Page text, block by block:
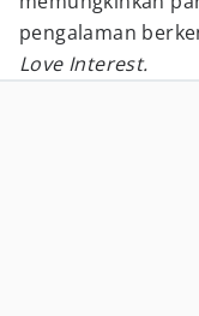
pengalaman
Love Interest.